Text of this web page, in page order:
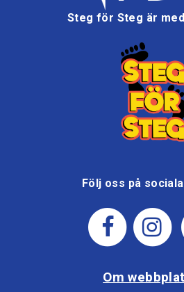
Steg för Steg är
Följ oss på
Om